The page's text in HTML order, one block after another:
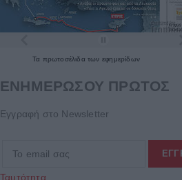
Τα πρωτοσέλιδατων εφημερίδων
ΕΝΗΜΕΡΩΣΟΥ ΠΡΩΤΟΣ
Εγγραφή στο Newsletter
Ταυτότητα